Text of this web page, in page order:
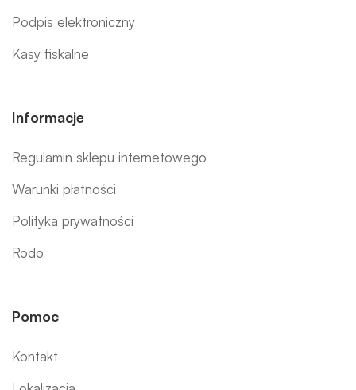
Podpis elektroniczny
Kasy fiskalne
Informacje
Regulamin sklepu internetowego
Warunki płatności
Polityka prywatności
Rodo
Pomoc
Kontakt